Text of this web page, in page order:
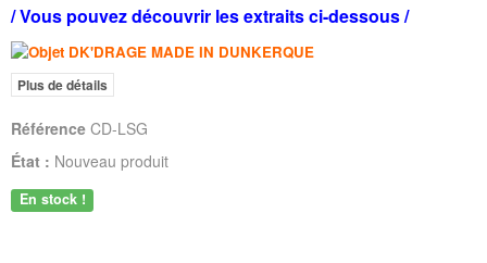
/Vous pouvez découvrir les extraits ci-dessous/
Plus de détails
Référence CD-LSG
État : Nouveau produit
En stock !